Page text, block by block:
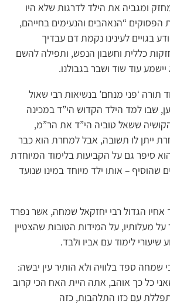
ומגביה את הילד לדרגות שלא היו
הפסוקים “הנאהבים והנעימים בחייהם,
בגויים לעינינו נקמת דם עבדיך
כללית וחשבון הנפש, ותפילה להשם
עוד שוד ושבר בגבולנו.
תורה ‘פני מנחם’ בנשיאות רבי שאול
שבו למד הילד הקדוש הי”ד במכינה
ששאל טוביה הי”ד את הר”מ,
ייתן לו תשובה, אבל למחרת הוא כבר
סיפר גם על הקביעות בלימוד המיוחדת
שהוסיף – אותו ילד מיוחד במינו שנועד
אחיו הגדול רבי יחזקאל שמחה, אשר נפרד
על מעלותיו, על המידות הטובות שהצטיין
לימוד עם אביו ולבד.
שמחה ספד בלוויה ולא הותיר עין יבשה:
כל כך אוהב, אתה היית האח הכי קרוב
עם כזו התלהבות, כזה